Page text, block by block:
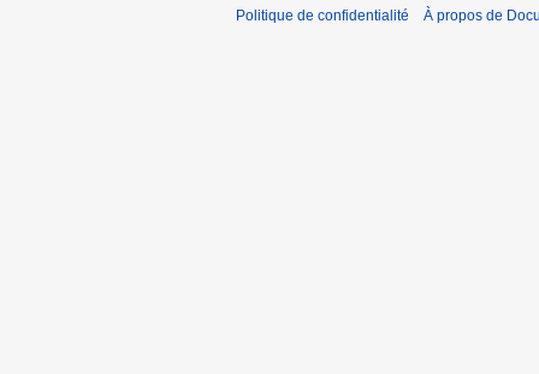
Politique de confidentialité À propos de